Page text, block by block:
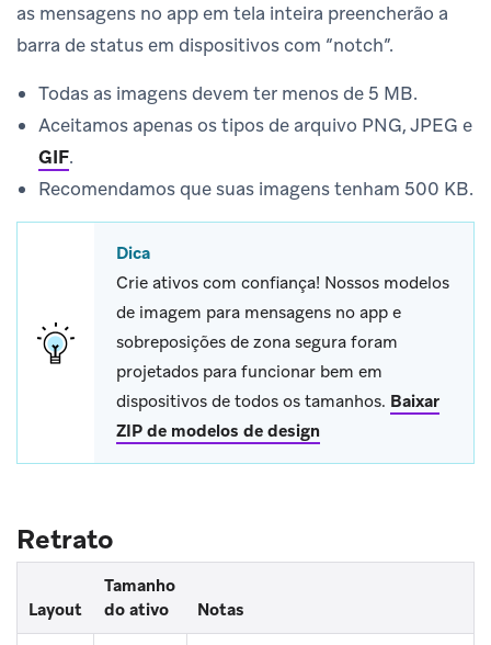
as mensagens no app em tela inteira preencherão a
barra de status em dispositivos com “notch”.
Todas as imagens devem ter menos de 5 MB.
Aceitamos apenas os tipos de arquivo PNG, JPEG e
GIF.
Recomendamos que suas imagens tenham 500 KB.
Dica
Crie ativos com confiança! Nossos modelos
de imagem para mensagens no app e
sobreposições de zona segura foram
projetados para funcionar bem em
dispositivos de todos os tamanhos. Baixar
ZIP de modelos de design
Retrato
Layout
Tamanho
do ativo
Notas